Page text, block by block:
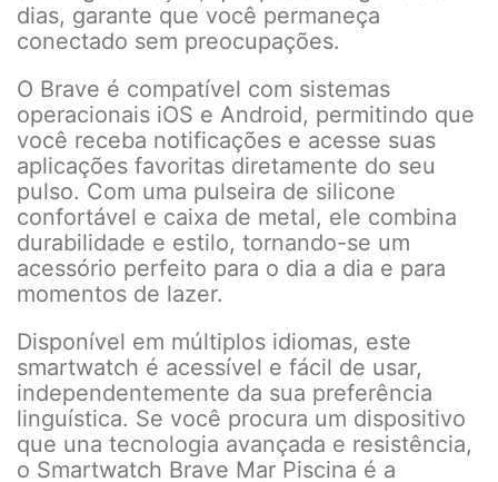
dias, garante que você permaneça
conectado sem preocupações.
O Brave é compatível com sistemas
operacionais iOS e Android, permitindo que
você receba notificações e acesse suas
aplicações favoritas diretamente do seu
pulso. Com uma pulseira de silicone
confortável e caixa de metal, ele combina
durabilidade e estilo, tornando-se um
acessório perfeito para o dia a dia e para
momentos de lazer.
Disponível em múltiplos idiomas, este
smartwatch é acessível e fácil de usar,
independentemente da sua preferência
linguística. Se você procura um dispositivo
que una tecnologia avançada e resistência,
o Smartwatch Brave Mar Piscina é a